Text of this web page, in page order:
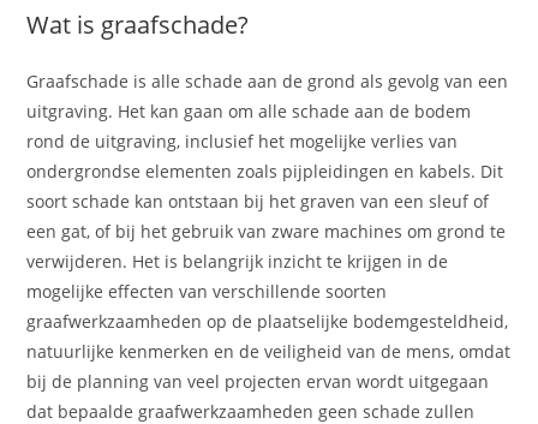
Wat is graafschade?
Graafschade is alle schade aan de grond als gevolg van een
uitgraving. Het kan gaan om alle schade aan de bodem
rond de uitgraving, inclusief het mogelijke verlies van
ondergrondse elementen zoals pijpleidingen en kabels. Dit
soort schade kan ontstaan bij het graven van een sleuf of
een gat, of bij het gebruik van zware machines om grond te
verwijderen. Het is belangrijk inzicht te krijgen in de
mogelijke effecten van verschillende soorten
graafwerkzaamheden op de plaatselijke bodemgesteldheid,
natuurlijke kenmerken en de veiligheid van de mens, omdat
bij de planning van veel projecten ervan wordt uitgegaan
dat bepaalde graafwerkzaamheden geen schade zullen